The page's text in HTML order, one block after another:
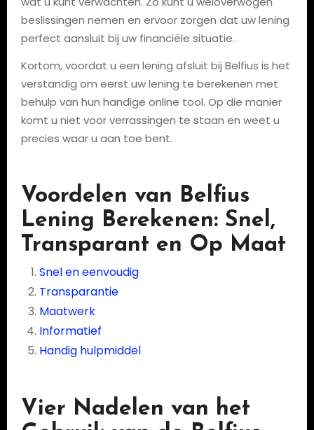
beslissingen nemen en ervoor zorgen dat uw lening
perfect aansluit bij uw financiële situatie.
Kortom, voordat u een lening afsluit bij Belfius is het
verstandig om eerst uw lening te berekenen met
behulp van hun handige online tool. Op die manier
komt u niet voor verrassingen te staan en weet u
precies waar u aan toe bent.
Voordelen van Belfius
Lening Berekenen: Snel,
Transparant en Op Maat
Snel en eenvoudig
Transparantie
Maatwerk
Informatief
Handig hulpmiddel
Vier Nadelen van het